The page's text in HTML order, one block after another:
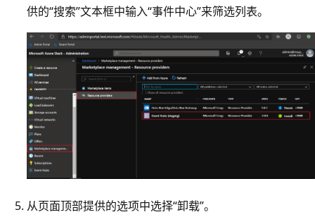
供的“搜索”文本框中输入“事件中心”来筛选列表。
从页面顶部提供的选项中选择“卸载”。